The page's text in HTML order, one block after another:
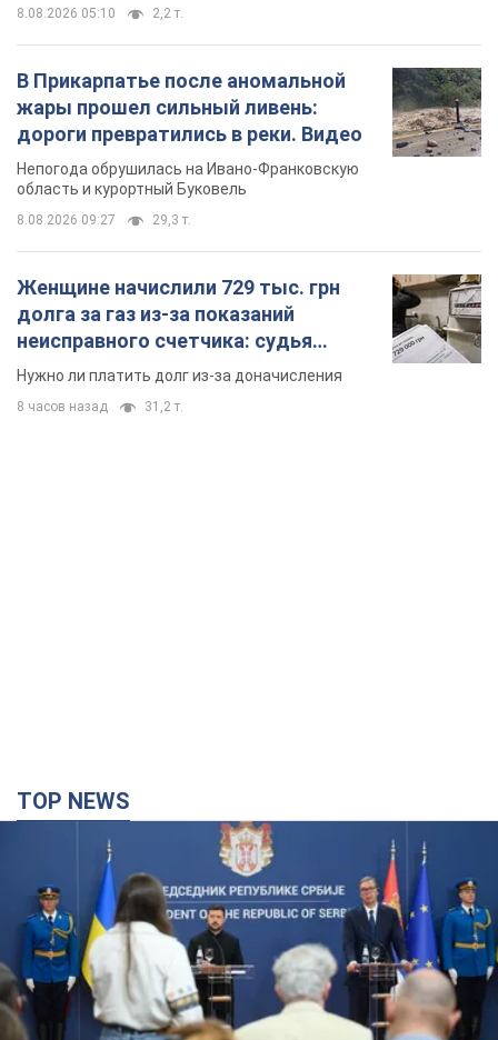
8.08.2026 05:10 2,2 т.
В Прикарпатье после аномальной
жары прошел сильный ливень:
дороги превратились в реки. Видео
Непогода обрушилась на Ивано-Франковскую
область и курортный Буковель
8.08.2026 09:27 29,3 т.
Женщине начислили 729 тыс. грн
долга за газ из-за показаний
неисправного счетчика: судья
вынес неожиданное решение
Нужно ли платить долг из-за доначисления
8 часов назад 31,2 т.
TOP NEWS